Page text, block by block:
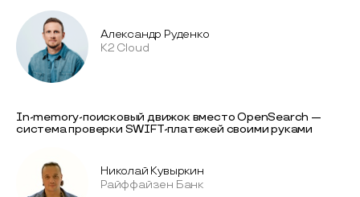
Александр Руденко
K2 Cloud
In-memory-поисковый движок вместо OpenSearch —
система проверки SWIFT-платежей своими руками
Николай Кувыркин
Райффайзен Банк